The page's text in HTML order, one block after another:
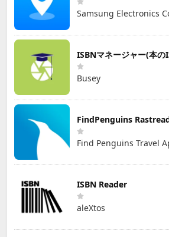
Samsung Electronics
Busey
FindPenguins
Find Penguins Travel
ISBN Reader
aleXtos